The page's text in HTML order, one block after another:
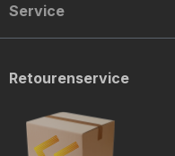
Service
Retourenservice